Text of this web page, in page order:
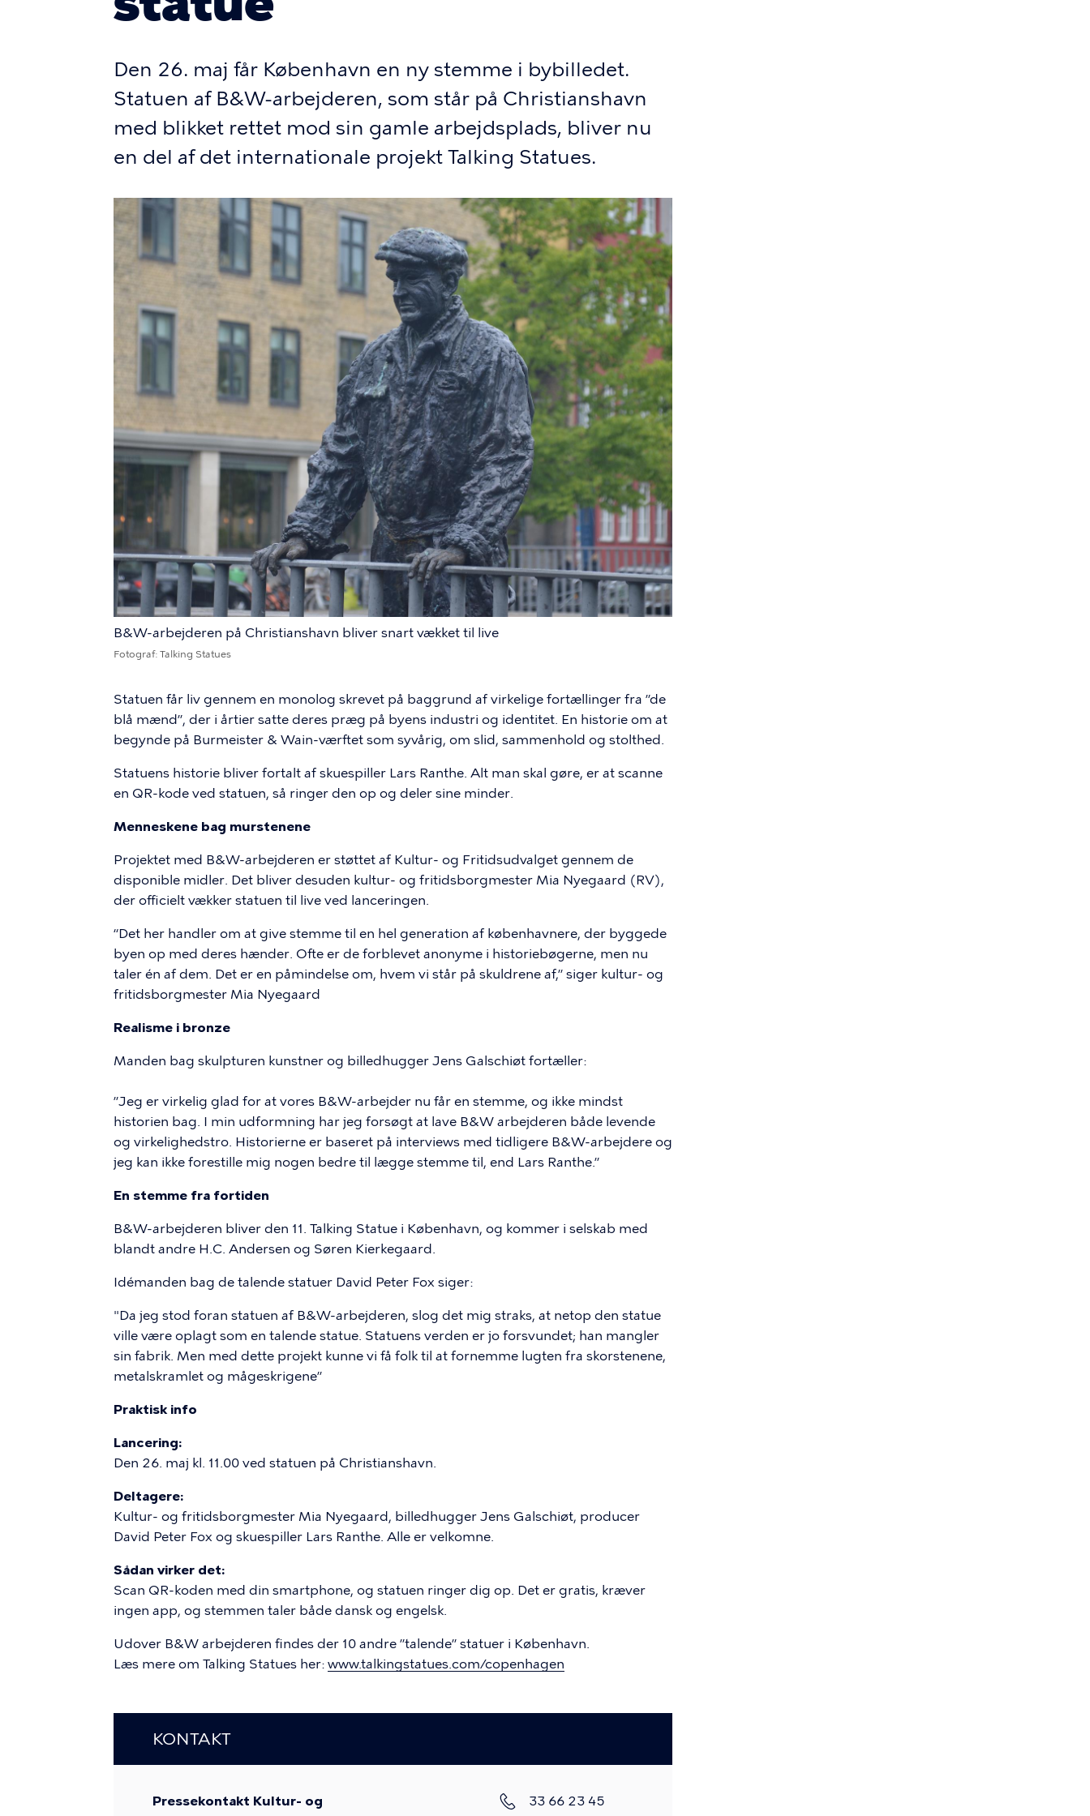
Den 26. maj får København en ny stemme i bybilledet.
Statuen af B&W-arbejderen, som står på Christianshavn
med blikket rettet mod sin gamle arbejdsplads, bliver nu
en del af det internationale projekt Talking Statues.
B&W-arbejderen på Christianshavn bliver snart vækket til live
Fotograf Talking Statues
Statuen får liv gennem en monolog skrevet på baggrund af virkelige fortællinger fra ”de
blå mænd”, der i årtier satte deres præg på byens industri og identitet. En historie om at
begynde på Burmeister & Wain-værftet som syvårig, om slid, sammenhold og stolthed.
Statuens historie bliver fortalt af skuespiller Lars Ranthe. Alt man skal gøre, er at scanne
en QR-kode ved statuen, så ringer den op og deler sine minder.
Menneskene bag murstenene
Projektet med B&W-arbejderen er støttet af Kultur- og Fritidsudvalget gennem de
disponible midler. Det bliver desuden kultur- og fritidsborgmester Mia Nyegaard (RV),
der officielt vækker statuen til live ved lanceringen.
“Det her handler om at give stemme til en hel generation af københavnere, der byggede
byen op med deres hænder. Ofte er de forblevet anonyme i historiebøgerne, men nu
taler én af dem. Det er en påmindelse om, hvem vi står på skuldrene af,” siger kultur- og
fritidsborgmester Mia Nyegaard
Realisme i bronze
Manden bag skulpturen kunstner og billedhugger Jens Galschiøt fortæller:
”Jeg er virkelig glad for at vores B&W-arbejder nu får en stemme, og ikke mindst
historien bag. I min udformning har jeg forsøgt at lave B&W arbejderen både levende
og virkelighedstro. Historierne er baseret på interviews med tidligere B&W-arbejdere og
jeg kan ikke forestille mig nogen bedre til lægge stemme til, end Lars Ranthe.”
En stemme fra fortiden
B&W-arbejderen bliver den 11. Talking Statue i København, og kommer i selskab med
blandt andre H.C. Andersen og Søren Kierkegaard.
Idémanden bag de talende statuer David Peter Fox siger:
"Da jeg stod foran statuen af B&W-arbejderen, slog det mig straks, at netop den statue
ville være oplagt som en talende statue. Statuens verden er jo forsvundet; han mangler
sin fabrik. Men med dette projekt kunne vi få folk til at fornemme lugten fra skorstenene,
metalskramlet og mågeskrigene”
Praktisk info
Lancering:
Den 26. maj kl. 11.00 ved statuen på Christianshavn.
Deltagere:
Kultur- og fritidsborgmester Mia Nyegaard, billedhugger Jens Galschiøt, producer
David Peter Fox og skuespiller Lars Ranthe. Alle er velkomne.
Sådan virker det:
Scan QR-koden med din smartphone, og statuen ringer dig op. Det er gratis, kræver
ingen app, og stemmen taler både dansk og engelsk.
Udover B&W arbejderen findes der 10 andre ”talende” statuer i København.
Læs mere om Talking Statues her: www.talkingstatues.com/copenhagen
KONTAKT
Pressekontakt Kultur- og
Telefon
33 66 23 45